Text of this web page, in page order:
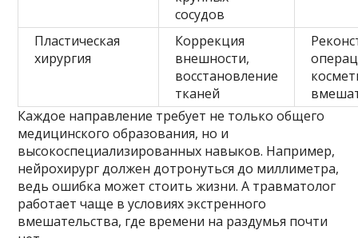
сосудов
Пластическая
хирургия
Коррекция
внешности,
восстановление
тканей
Каждое направление требует не только общего
медицинского образования, но и
высокоспециализированных навыков. Например,
нейрохирург должен дотронуться до миллиметра,
ведь ошибка может стоить жизни. А травматолог
работает чаще в условиях экстренного
вмешательства, где времени на раздумья почти